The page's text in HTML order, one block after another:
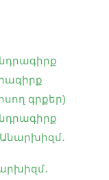
գրքեր)